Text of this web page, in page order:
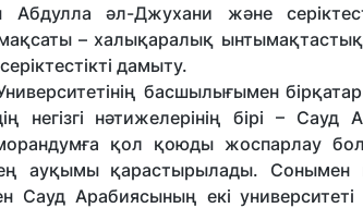
Абдулла әл-Джухани және
– халықаралық
дамыту.
басшылығымен
негізгі нәтижелерінің бірі – Сауд
қол қоюды жоспарлау
ауқымы қарастырылады.
Сауд Арабиясының екі